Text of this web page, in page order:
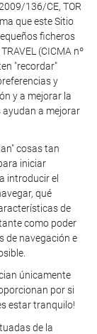
136/CE, TOR
que este Sitio
ficheros
(CICMA nº
"recordar"
y
y a mejorar la
ayudan a mejorar
cosas tan
iniciar
introducir el
qué
de
como poder
de navegación e
únicamente
por si
estar tranquilo!
de la